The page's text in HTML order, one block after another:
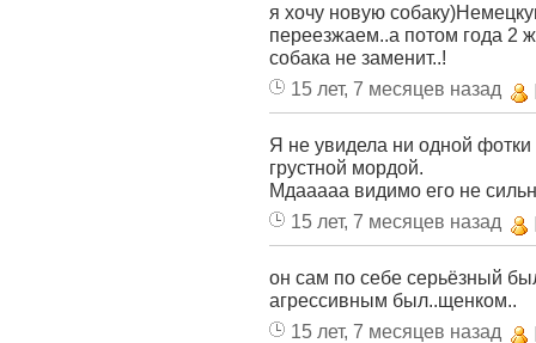
я хочу новую
переезжаем..а потом года 2
собака не заменит..!
15 лет, 7 месяцев назад
Я не увидела ни одной
грустной мордой.
Мдааааа видимо его не
15 лет, 7 месяцев назад
он сам по себе серьёзный
агрессивным был..щенком..
15 лет, 7 месяцев назад